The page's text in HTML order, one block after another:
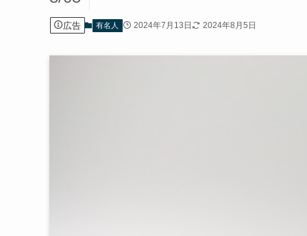
広告 有名人 2024年7月13日 2024年8月5日